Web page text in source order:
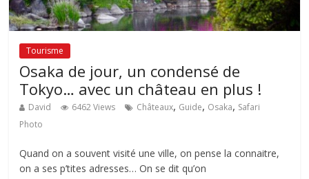
Tourisme
Osaka de jour, un condensé de
Tokyo… avec un château en plus !
David 6462 Views Châteaux, Guide, Osaka, Safari
Photo
Quand on a souvent visité une ville, on pense la connaitre,
on a ses p’tites adresses… On se dit qu’on